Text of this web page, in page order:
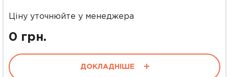
Ціну уточнюйте у менеджера
0 грн.
ДОКЛАДНІШЕ